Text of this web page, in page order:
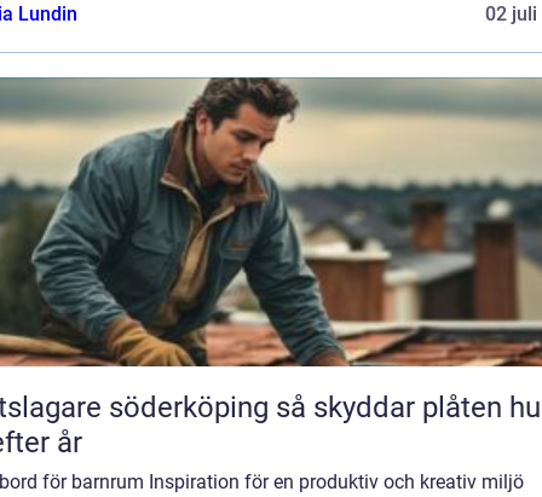
Lundin
02 juli
söderköping så skyddar plåten huset
år
för barnrum Inspiration för en produktiv och kreativ miljö